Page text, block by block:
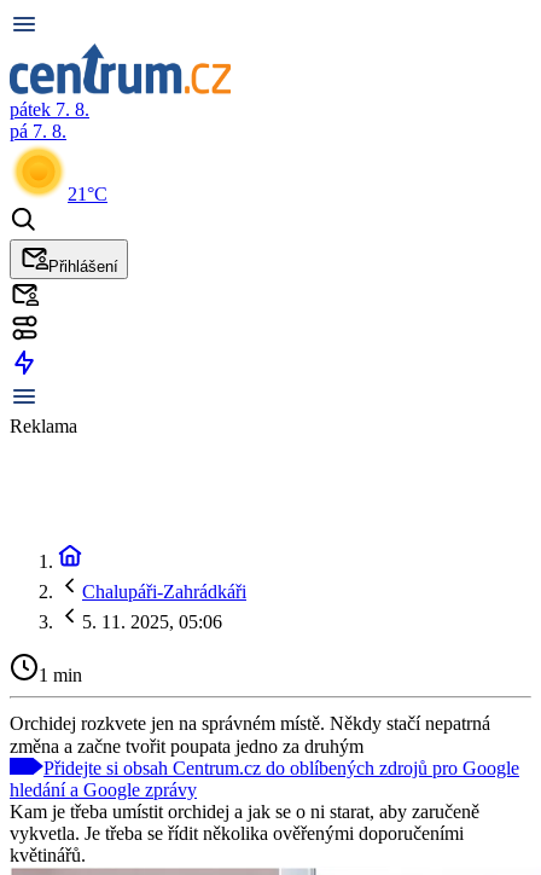
pátek 7. 8.
pá 7. 8.
21°C
Přihlášení
Reklama
Chalupáři-Zahrádkáři
5. 11. 2025, 05:06
1 min
Orchidej rozkvete jen na správném místě. Někdy stačí nepatrná
změna a začne tvořit poupata jedno za druhým
Přidejte si obsah Centrum.cz do oblíbených zdrojů pro Google
hledání a Google zprávy
Kam je třeba umístit orchidej a jak se o ni starat, aby zaručeně
vykvetla. Je třeba se řídit několika ověřenými doporučeními
květinářů.